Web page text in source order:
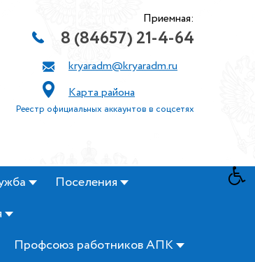
Приемная:
8 (84657) 21-4-64
kryaradm@kryaradm.ru
Карта района
Реестр официальных аккаунтов в соцсетях
Поселения
Профсоюз работников АПК